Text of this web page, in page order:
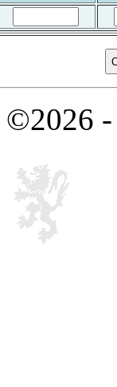
©2026 -